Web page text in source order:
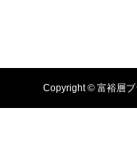
Copyright ©富裕層ブ